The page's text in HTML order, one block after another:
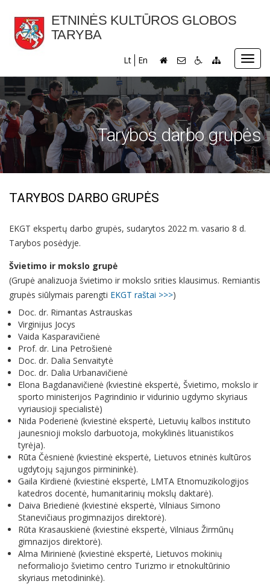
ETNINĖS KULTŪROS GLOBOS
TARYBA
Lt En
Tarybos darbo grupės
TARYBOS DARBO GRUPĖS
EKGT ekspertų darbo grupės, sudarytos 2022 m. vasario 8 d.
Tarybos posėdyje.
Švietimo ir mokslo grupė
(Grupė analizuoja švietimo ir mokslo srities klausimus. Remiantis
grupės siūlymais parengti EKGT raštai >>>)
Doc. dr. Rimantas Astrauskas
Virginijus Jocys
Vaida Kasparavičienė
Prof. dr. Lina Petrošienė
Doc. dr. Dalia Senvaitytė
Doc. dr. Dalia Urbanavičienė
Elona Bagdanavičienė (kviestinė ekspertė, Švietimo, mokslo ir
sporto ministerijos Pagrindinio ir vidurinio ugdymo skyriaus
vyriausioji specialistė)
Nida Poderienė (kviestinė ekspertė, Lietuvių kalbos instituto
jaunesnioji mokslo darbuotoja, mokyklinės lituanistikos
tyrėja).
Rūta Čėsnienė (kviestinė ekspertė, Lietuvos etninės kultūros
ugdytojų sąjungos pirmininkė).
Gaila Kirdienė (kviestinė ekspertė, LMTA Etnomuzikologijos
katedros docentė, humanitarinių mokslų daktarė).
Daiva Briedienė (kviestinė ekspertė, Vilniaus Simono
Stanevičiaus progimnazijos direktorė).
Rūta Krasauskienė (kviestinė ekspertė, Vilniaus Žirmūnų
gimnazijos direktorė).
Alma Mirinienė (kviestinė ekspertė, Lietuvos mokinių
neformaliojo švietimo centro Turizmo ir etnokultūrinio
skyriaus metodininkė).